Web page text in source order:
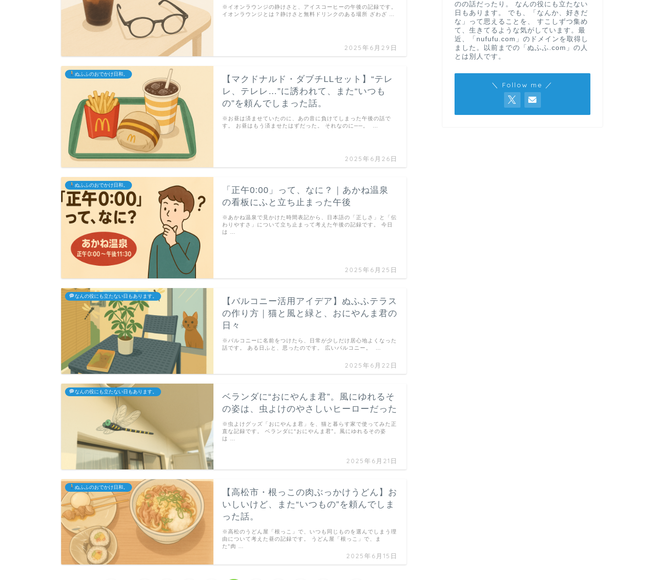
2025年6月29日
※イオンラウンジの静けさと、アイスコーヒーの午後の記録です。
イオンラウンジとは？静けさと無料ドリンクのある場所 ざわざ …
ぬふふのおでかけ日和。
【マクドナルド・ダブチLLセット】“テレ
レ、テレレ…”に誘われて、また“いつも
の”を頼んでしまった話。
2025年6月26日
※お昼は済ませていたのに、あの音に負けてしまった午後の話で
す。 お昼はもう済ませたはずだった。 それなのに──。 …
ぬふふのおでかけ日和。
「正午0:00」って、なに？｜あかね温泉
の看板にふと立ち止まった午後
2025年6月25日
※あかね温泉で見かけた時間表記から、日本語の「正しさ」と「伝
わりやすさ」について立ち止まって考えた午後の記録です。 今日
は …
なんの役にも立たない日もあります。
【バルコニー活用アイデア】ぬふふテラス
の作り方｜猫と風と緑と、おにやんま君の
日々
2025年6月22日
※バルコニーに名前をつけたら、日常が少しだけ居心地よくなった
話です。 ある日ふと、思ったのです。 広いバルコニー。 …
なんの役にも立たない日もあります。
ベランダに“おにやんま君”。風にゆれるそ
の姿は、虫よけのやさしいヒーローだった
2025年6月21日
※虫よけグッズ「おにやんま君」を、猫と暮らす家で使ってみた正
直な記録です。 ベランダに“おにやんま君”。風にゆれるその姿
は …
ぬふふのおでかけ日和。
【高松市・根っこの肉ぶっかけうどん】お
いしいけど、また“いつもの”を頼んでしま
った話。
2025年6月15日
※高松のうどん屋「根っこ」で、いつも同じものを選んでしまう理
由について考えた昼の記録です。 うどん屋「根っこ」で、ま
た“肉 …
なんの役にも立たない日もあります。
のの話だったり。 なんの役にも立たない
日もあります。 でも、「なんか、好きだ
な」って思えることを、 すこしずつ集め
て、生きてるような気がしています。最
近、「nufufu.com」のドメインを取得し
ました。以前までの「ぬふふ.com」の人
とは別人です。
＼ Follow me ／